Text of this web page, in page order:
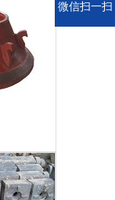
微信扫一扫